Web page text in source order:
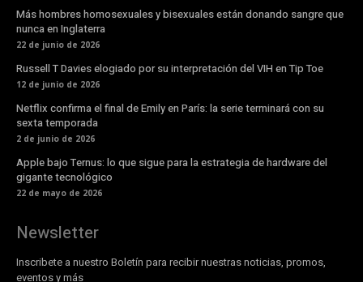
Más hombres homosexuales y bisexuales están donando sangre que
nunca en Inglaterra
22 de junio de 2026
Russell T Davies elogiado por su interpretación del VIH en Tip Toe
12 de junio de 2026
Netflix confirma el final de Emily en París: la serie terminará con su
sexta temporada
2 de junio de 2026
Apple bajo Ternus: lo que sigue para la estrategia de hardware del
gigante tecnológico
22 de mayo de 2026
Newsletter
Inscribete a nuestro Boletín para recibir nuestras noticias, promos,
eventos y más